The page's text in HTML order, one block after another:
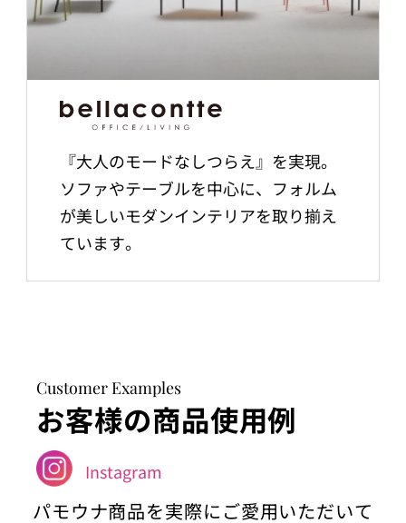
『大人のモードなしつらえ』を実現。
ソファやテーブルを中心に、フォルム
が美しいモダンインテリアを取り揃え
ています。
Customer Examples
お客様の商品使用例
Instagram
パモウナ商品を実際にご愛用いただいて